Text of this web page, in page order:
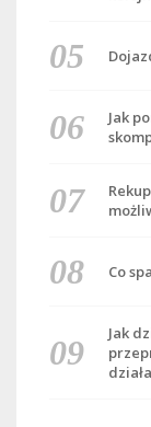
Jak
Co
Jak